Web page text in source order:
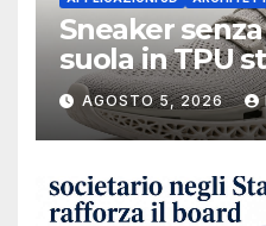
Sneaker
suola in TPU
AGOSTO 5, 2026